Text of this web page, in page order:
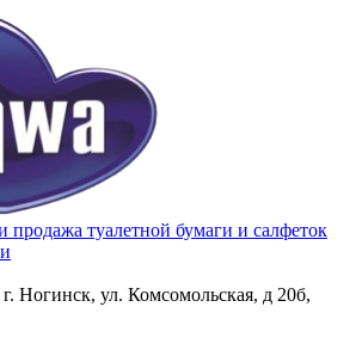
продажа туалетной бумаги и салфеток
Ногинск, ул. Комсомольская, д 20б,